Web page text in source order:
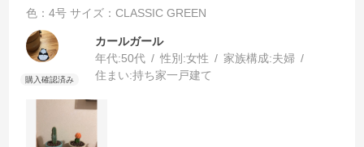
色：4号 サイズ：CLASSIC GREEN
カールガール
年代:50代 性別:女性 家族構成:夫婦
住まい:持ち家一戸建て